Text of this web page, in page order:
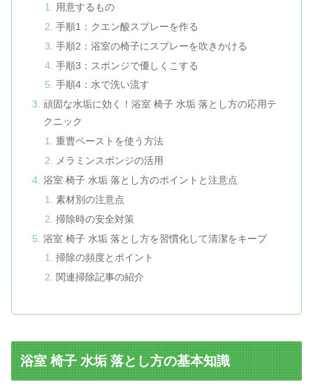
用意するもの
手順1：クエン酸スプレーを作る
手順2：浴室の椅子にスプレーを吹きかける
手順3：スポンジで優しくこする
手順4：水で洗い流す
頑固な水垢に効く！浴室 椅子 水垢 落とし方の応用テ
クニック
重曹ペーストを使う方法
メラミンスポンジの活用
浴室 椅子 水垢 落とし方のポイントと注意点
素材別の注意点
掃除時の安全対策
浴室 椅子 水垢 落とし方を習慣化して清潔をキープ
掃除の頻度とポイント
関連掃除記事の紹介
浴室 椅子 水垢 落とし方の基本知識